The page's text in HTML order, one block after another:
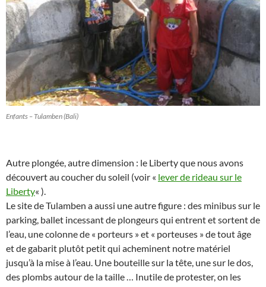
Enfants – Tulamben (Bali)
Autre plongée, autre dimension : le Liberty que nous avons
découvert au coucher du soleil (voir « lever de rideau sur le
Liberty« ).
Le site de Tulamben a aussi une autre figure : des minibus sur le
parking, ballet incessant de plongeurs qui entrent et sortent de
l’eau, une colonne de « porteurs » et « porteuses » de tout âge
et de gabarit plutôt petit qui acheminent notre matériel
jusqu’à la mise à l’eau. Une bouteille sur la tête, une sur le dos,
des plombs autour de la taille … Inutile de protester, on les